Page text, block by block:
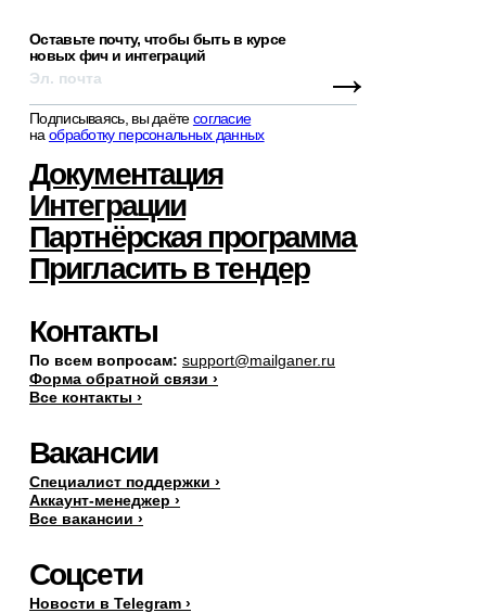
Оставьте почту, чтобы быть в курсе
новых фич и интеграций
Подписываясь, вы даётесогласие
на обработку персональных данных
Интеграции
Документация
Партнёрская программа
Пригласить в тендер
→
Новости в Telegram ›
По всем вопросам:
Все вакансии ›
Аккаунт-менеджер ›
Специалист поддержки ›
Вакансии
Контакты
support@mailganer.ru
Все контакты ›
Соцсети
Форма обратной связи ›